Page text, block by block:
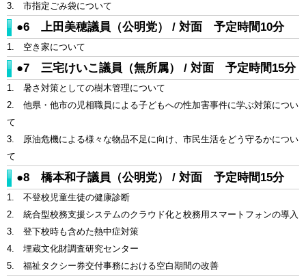
3. 市指定ごみ袋について
●6 上田美穂議員（公明党） / 対面 予定時間10分
1. 空き家について
●7 三宅けいこ議員（無所属） / 対面 予定時間15分
1. 暑さ対策としての樹木管理について
2. 他県・他市の児相職員による子どもへの性加害事件に学ぶ対策につい
て
3. 原油危機による様々な物品不足に向け、市民生活をどう守るかについ
て
●8 橋本和子議員（公明党） / 対面 予定時間15分
1. 不登校児童生徒の健康診断
2. 統合型校務支援システムのクラウド化と校務用スマートフォンの導入
3. 登下校時も含めた熱中症対策
4. 埋蔵文化財調査研究センター
5. 福祉タクシー券交付事務における空白期間の改善